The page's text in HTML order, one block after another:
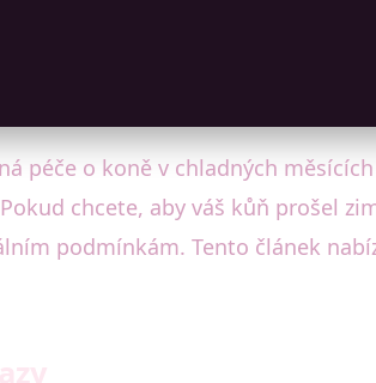
péče o koně v chladných
chcete, aby váš kůň prošel
podmínkám. Tento článek